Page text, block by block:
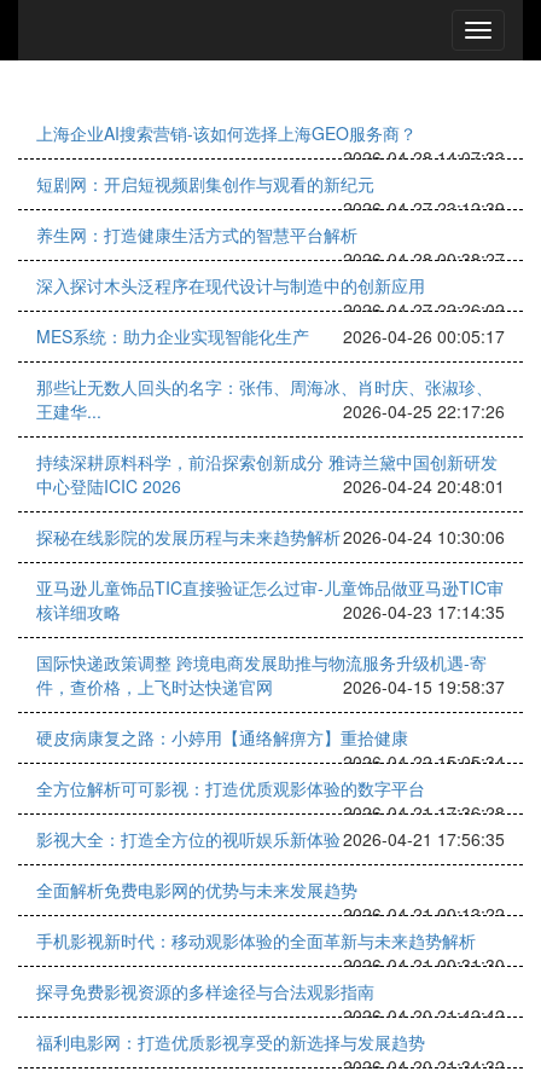
上海企业AI搜索营销-该如何选择上海GEO服务商？
2026-04-28 14:07:33
短剧网：开启短视频剧集创作与观看的新纪元
2026-04-27 23:12:39
养生网：打造健康生活方式的智慧平台解析
2026-04-28 00:38:27
深入探讨木头泛程序在现代设计与制造中的创新应用
2026-04-27 22:26:02
MES系统：助力企业实现智能化生产
2026-04-26 00:05:17
那些让无数人回头的名字：张伟、周海冰、肖时庆、张淑珍、
王建华...
2026-04-25 22:17:26
持续深耕原料科学，前沿探索创新成分 雅诗兰黛中国创新研发
中心登陆ICIC 2026
2026-04-24 20:48:01
探秘在线影院的发展历程与未来趋势解析2026-04-24 10:30:06
亚马逊儿童饰品TIC直接验证怎么过审-儿童饰品做亚马逊TIC审
核详细攻略
2026-04-23 17:14:35
国际快递政策调整 跨境电商发展助推与物流服务升级机遇-寄
件，查价格，上飞时达快递官网
2026-04-15 19:58:37
硬皮病康复之路：小婷用【通络解痹方】重拾健康
2026-04-22 15:05:34
全方位解析可可影视：打造优质观影体验的数字平台
2026-04-21 17:36:28
影视大全：打造全方位的视听娱乐新体验2026-04-21 17:56:35
全面解析免费电影网的优势与未来发展趋势
2026-04-21 00:13:22
手机影视新时代：移动观影体验的全面革新与未来趋势解析
2026-04-21 00:31:30
探寻免费影视资源的多样途径与合法观影指南
2026-04-20 21:42:42
福利电影网：打造优质影视享受的新选择与发展趋势
2026-04-20 21:34:32